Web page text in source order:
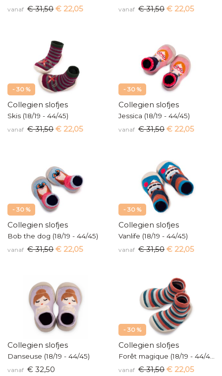
vanaf € 31,50 € 22,05 vanaf € 31,50 € 22,05
- 30 %
Collegien slofjes
Skis (18/19 - 44/45)
vanaf € 31,50 € 22,05
- 30 %
Collegien slofjes
Jessica (18/19 - 44/45)
vanaf € 31,50 € 22,05
- 30 %
Collegien slofjes
Bob the dog (18/19 - 44/45)
vanaf € 31,50 € 22,05
- 30 %
Collegien slofjes
Vanlife (18/19 - 44/45)
vanaf € 31,50 € 22,05
Collegien slofjes
Danseuse (18/19 - 44/45)
vanaf € 32,50
- 30 %
Collegien slofjes
vanaf € 31,50 € 22,05